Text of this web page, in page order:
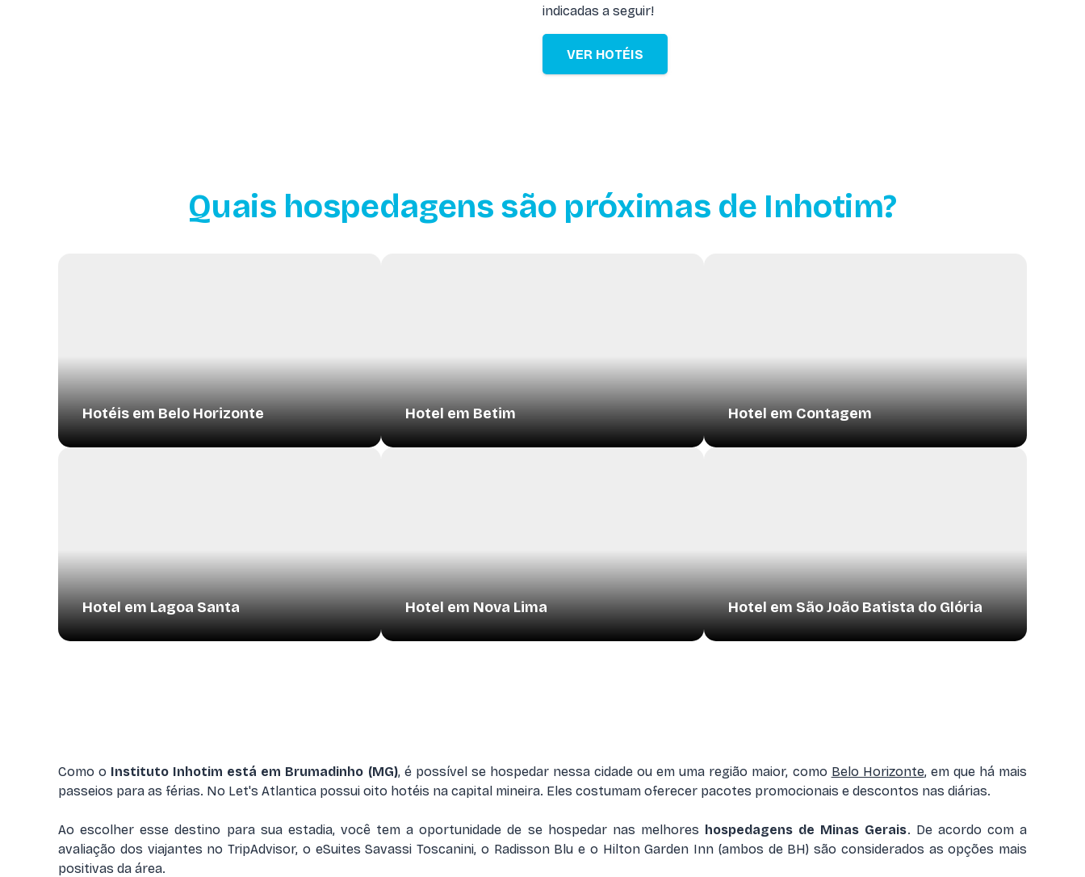
indicadas a seguir!
VER HOTÉIS
Quais hospedagens são próximas de Inhotim?
Hotéis em Belo Horizonte Hotel em Betim Hotel em Contagem
Hotel em Lagoa Santa Hotel em Nova Lima Hotel em São João Batista do Glória
Como o Instituto Inhotim está em Brumadinho (MG), é possível se hospedar nessa cidade ou em uma região maior, como Belo Horizonte, em que há mais
passeios para as férias. No Let's Atlantica possui oito hotéis na capital mineira. Eles costumam oferecer pacotes promocionais e descontos nas diárias.
Ao escolher esse destino para sua estadia, você tem a oportunidade de se hospedar nas melhores hospedagens de Minas Gerais. De acordo com a
avaliação dos viajantes no TripAdvisor, o eSuites Savassi Toscanini, o Radisson Blu e o Hilton Garden Inn (ambos de BH) são considerados as opções mais
positivas da área.